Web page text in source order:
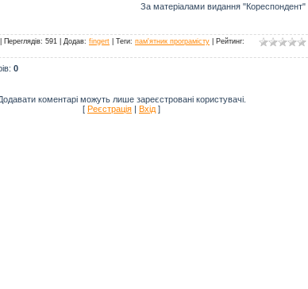
За матеріалами видання "Кореспондент"
Переглядів: 591 | Додав: fingert Теги: пам'ятник програмісту Рейтинг:
: 0
коментарі можуть лише зареєстровані користувачі.
[ Реєстрація | Вхід ]